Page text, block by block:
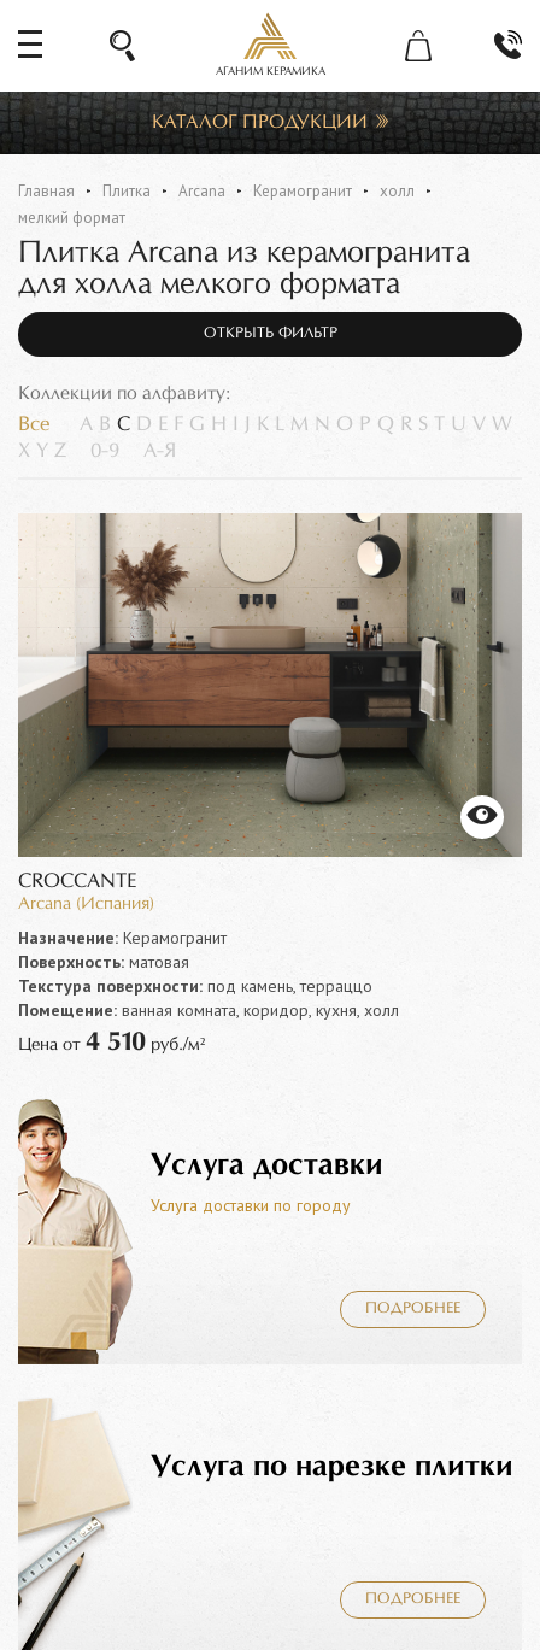
АГАНИМ КЕРАМИКА
КАТАЛОГ ПРОДУКЦИИ
Главная Плитка Arcana Керамогранит
холл
мелкий формат
Плитка Arcana из керамогранита
для холла мелкого формата
ОТКРЫТЬ ФИЛЬТР
Коллекции по алфавиту:
Все A B C D E F G H K L M N O P Q R S U V W
X Y Z 0-9 А-Я
CROCCANTE
Arcana (Испания)
Назначение: Керамогранит
Поверхность: матовая
Текстура поверхности: под камень, терраццо
Помещение: ванная комната, коридор, кухня, холл
Цена от 4 510 руб./м²
Услуга доставки
Услуга доставки по городу
ПОДРОБНЕЕ
Услуга по нарезке плитки
ПОДРОБНЕЕ